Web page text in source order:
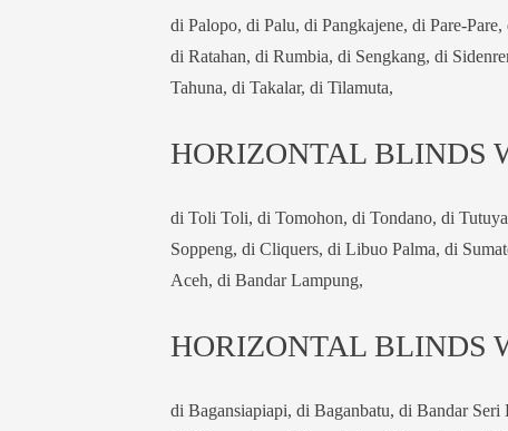
di Palopo, di Palu, di Pangkajene, di Pare-
di Ratahan, di Rumbia, di Sengkang, di
Tahuna, di Takalar, di Tilamuta,
HORIZONTAL BLINDS
di Toli Toli, di Tomohon, di Tondano, di
Soppeng, di Cliquers, di Libuo Palma, di
Aceh, di Bandar Lampung,
HORIZONTAL BLINDS
di Bagansiapiapi, di Baganbatu, di Bandar